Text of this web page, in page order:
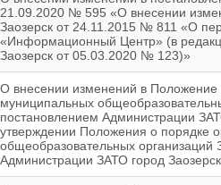
21.09.2020 № 595 «О внесении
Заозерск от 24.11.2015 № 811 «О
«Информационный Центр» (в
Заозерск от 05.03.2020 № 123)»
О внесении изменений в Положение
муниципальных
постановлением Администрации
утверждении Положения о порядке
общеобразовательных организаций
Администрации ЗАТО город